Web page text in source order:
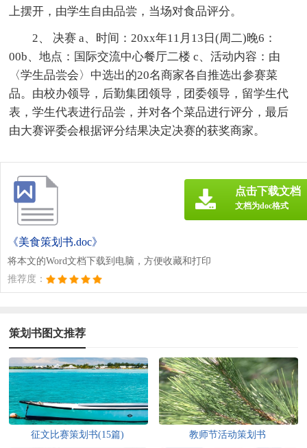
上摆开，由学生自由品尝，当场对食品评分。
2、 决赛 a、时间：20xx年11月13日(周二)晚6：
00b、地点：国际交流中心餐厅二楼 c、活动内容：由
〈学生品尝会〉中选出的20名商家各自推选出参赛菜
品。由校办领导，后勤集团领导，团委领导，留学生代
表，学生代表进行品尝，并对各个菜品进行评分，最后
由大赛评委会根据评分结果决定决赛的获奖商家。
《美食策划书.doc》
将本文的Word文档下载到电脑，方便收藏和打印
推荐度：
点击下载文档
文档为doc格式
策划书图文推荐
征文比赛策划书(15篇) 教师节活动策划书